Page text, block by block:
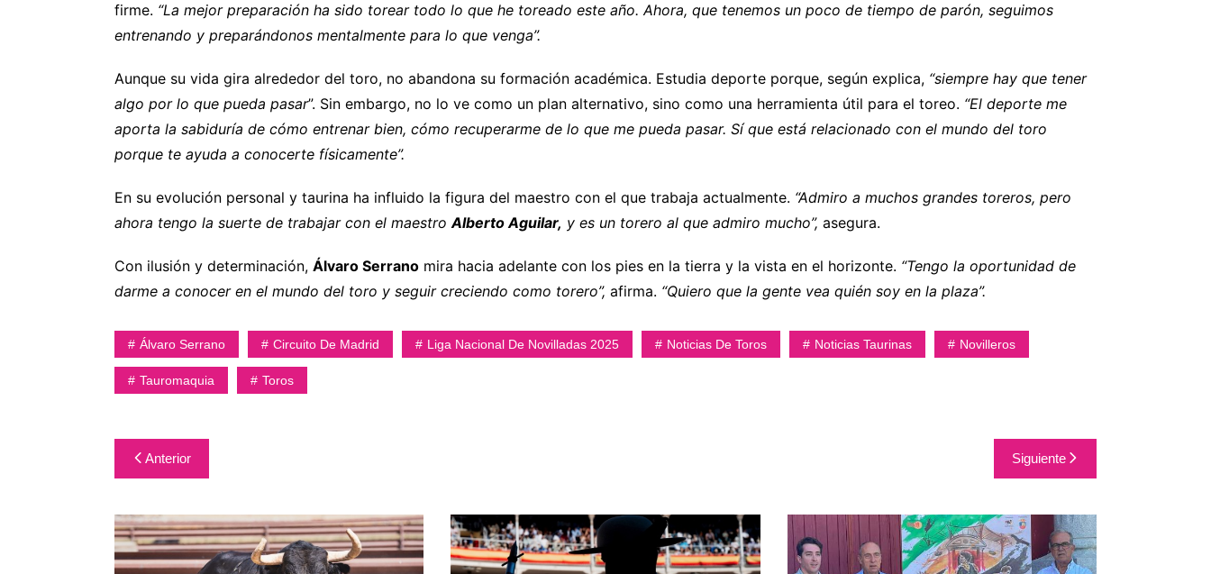
firme. “La mejor preparación ha sido torear todo lo que he toreado este año. Ahora, que tenemos un poco de tiempo de parón, seguimos
entrenando y preparándonos mentalmente para lo que venga”.
Aunque su vida gira alrededor del toro, no abandona su formación académica. Estudia deporte porque, según explica, “siempre hay que tener
algo por lo que pueda pasar”. Sin embargo, no lo ve como un plan alternativo, sino como una herramienta útil para el toreo. “El deporte me
aporta la sabiduría de cómo entrenar bien, cómo recuperarme de lo que me pueda pasar. Sí que está relacionado con el mundo del toro
porque te ayuda a conocerte físicamente”.
En su evolución personal y taurina ha influido la figura del maestro con el que trabaja actualmente. “Admiro a muchos grandes toreros, pero
ahora tengo la suerte de trabajar con el maestroAlberto Aguilar, y es un torero al que admiro mucho”, asegura.
Con ilusión y determinación, Álvaro Serrano mira hacia adelante con los pies en la tierra y la vista en el horizonte. “Tengo la oportunidad de
darme a conocer en el mundo del toro y seguir creciendo como torero”, afirma. “Quiero que la gente vea quién soy en la plaza”.
Álvaro Serrano Circuito De Madrid Liga Nacional De Novilladas 2025 Noticias De Toros Noticias Taurinas Novilleros
Tauromaquia Toros
Navegación
de
entradas
Anterior Siguiente